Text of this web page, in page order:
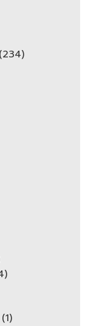
(234)
(1)